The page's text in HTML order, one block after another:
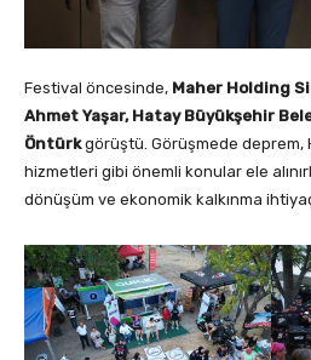
Festival öncesinde, Maher Holding
Ahmet Yaşar, Hatay Büyükşehir
Öntürkgörüştü. Görüşmede deprem,
hizmetleri gibi önemli konular ele
dönüşüm ve ekonomik kalkınma